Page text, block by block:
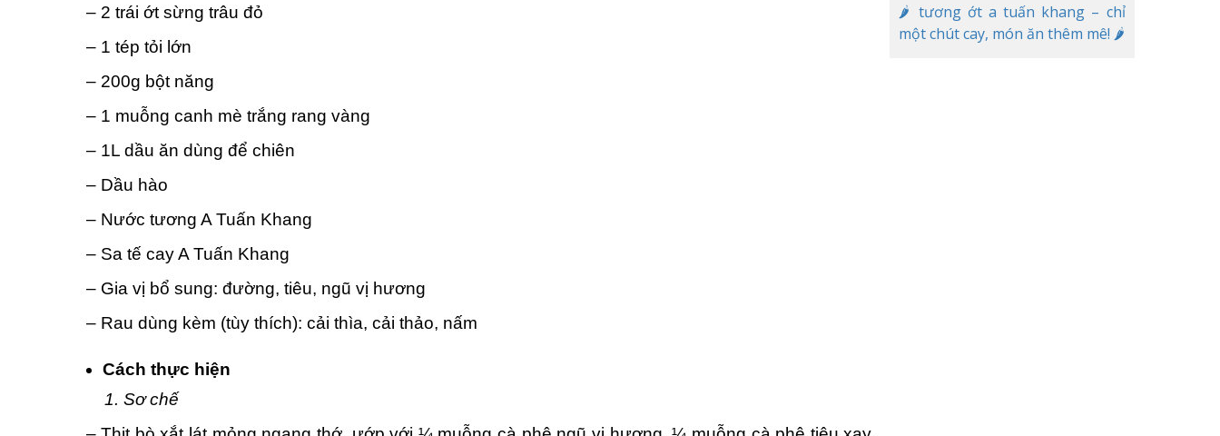
– 2 trái ớt sừng trâu đỏ
– 1 tép tỏi lớn
– 200g bột năng
– 1 muỗng canh mè trắng rang vàng
– 1L dầu ăn dùng để chiên
– Dầu hào
– Nước tương A Tuấn Khang
– Sa tế cay A Tuấn Khang
– Gia vị bổ sung: đường, tiêu, ngũ vị hương
– Rau dùng kèm (tùy thích): cải thìa, cải thảo, nấm
Cách thực hiện
1. Sơ chế
🌶️ tương ớt a tuấn khang – chỉ
một chút cay, món ăn thêm mê! 🌶️